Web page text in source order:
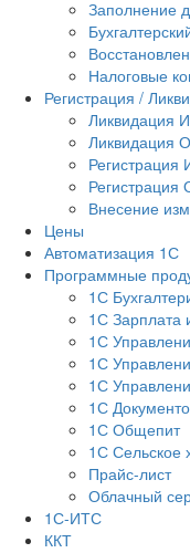
Заполнение
Налоговые
Регистрация /
Ликвидация
Ликвидация
Регистрация
Внесение
Цены
Автоматизация 1С
Программные
1С
1С Зарплата
1С
1С
1С
1С
1С Общепит
1С Сельское
Прайс-лист
Облачный
1С-ИТС
ККТ